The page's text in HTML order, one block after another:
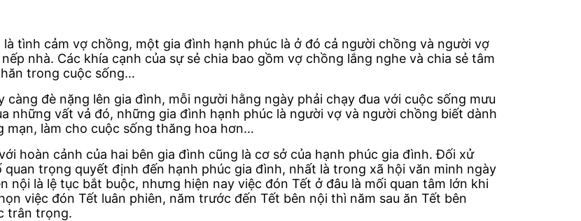
tình cảm vợ chồng, một gia đình hạnh phúc là ở đó cả người chồng và người vợ
nhà. Các khía cạnh của sự sẻ chia bao gồm vợ chồng lắng nghe và chia sẻ tâm
trong cuộc sống…
đè nặng lên gia đình, mỗi người hằng ngày phải chạy đua với cuộc sống mưu
những vất vả đó, những gia đình hạnh phúc là người vợ và người chồng biết dành
mạn, làm cho cuộc sống thăng hoa hơn…
hoàn cảnh của hai bên gia đình cũng là cơ sở của hạnh phúc gia đình. Đối xử
trọng quyết định đến hạnh phúc gia đình, nhất là trong xã hội văn minh ngày
nội là lệ tục bắt buộc, nhưng hiện nay việc đón Tết ở đâu là mối quan tâm lớn khi
việc đón Tết luân phiên, năm trước đến Tết bên nội thì năm sau ăn Tết bên
trân trọng.